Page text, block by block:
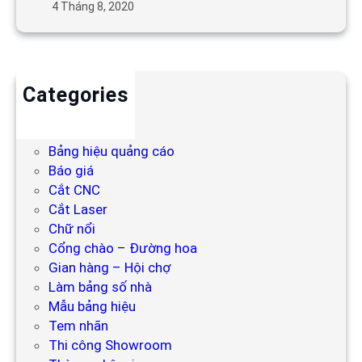
4 Tháng 8, 2020
Categories
Bảng hiệu quảng cáo
Báo giá
Cắt CNC
Cắt Laser
Chữ nổi
Cổng chào – Đường hoa
Gian hàng – Hội chợ
Làm bảng số nhà
Mẫu bảng hiệu
Tem nhãn
Thi công Showroom